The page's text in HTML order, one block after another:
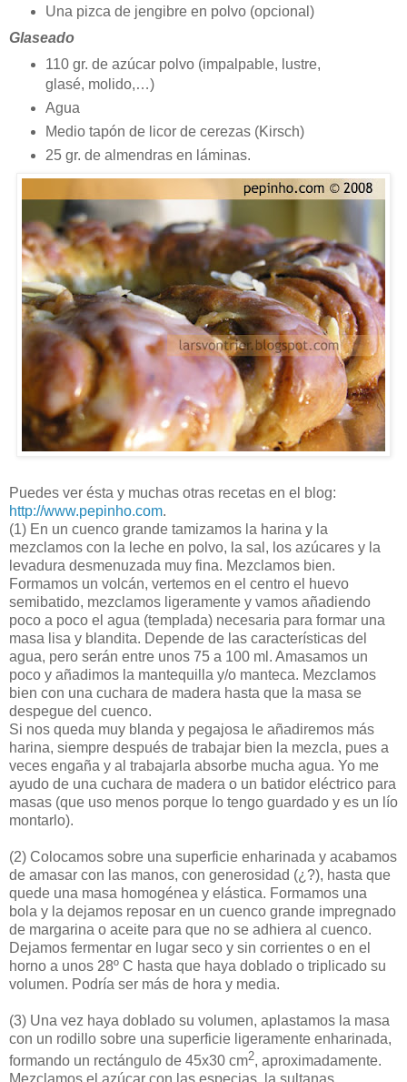
Una pizca de jengibre en polvo (opcional)
Glaseado
110 gr. de azúcar polvo (impalpable, lustre,
glasé, molido,…)
Agua
Medio tapón de licor de cerezas (Kirsch)
25 gr. de almendras en láminas.
Puedes ver ésta y muchas otras recetas en el blog:
http://www.pepinho.com.
(1) En un cuenco grande tamizamos la harina y la
mezclamos con la leche en polvo, la sal, los azúcares y la
levadura desmenuzada muy fina. Mezclamos bien.
Formamos un volcán, vertemos en el centro el huevo
semibatido, mezclamos ligeramente y vamos añadiendo
poco a poco el agua (templada) necesaria para formar una
masa lisa y blandita. Depende de las características del
agua, pero serán entre unos 75 a 100 ml. Amasamos un
poco y añadimos la mantequilla y/o manteca. Mezclamos
bien con una cuchara de madera hasta que la masa se
despegue del cuenco.
Si nos queda muy blanda y pegajosa le añadiremos más
harina, siempre después de trabajar bien la mezcla, pues a
veces engaña y al trabajarla absorbe mucha agua. Yo me
ayudo de una cuchara de madera o un batidor eléctrico para
masas (que uso menos porque lo tengo guardado y es un lío
montarlo).
(2) Colocamos sobre una superficie enharinada y acabamos
de amasar con las manos, con generosidad (¿?), hasta que
quede una masa homogénea y elástica. Formamos una
bola y la dejamos reposar en un cuenco grande impregnado
de margarina o aceite para que no se adhiera al cuenco.
Dejamos fermentar en lugar seco y sin corrientes o en el
horno a unos 28º C hasta que haya doblado o triplicado su
volumen. Podría ser más de hora y media.
(3) Una vez haya doblado su volumen, aplastamos la masa
con un rodillo sobre una superficie ligeramente enharinada,
formando un rectángulo de 45x30 cm2, aproximadamente.
Mezclamos el azúcar con las especias, la sultanas